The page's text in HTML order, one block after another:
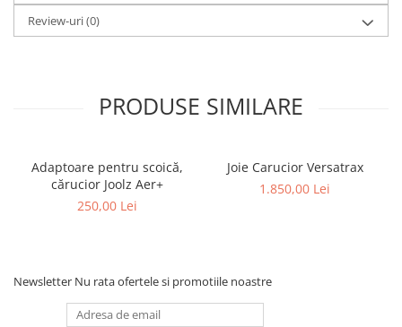
Review-uri(0)
PRODUSE SIMILARE
Adaptoare pentru scoică,
cărucior Joolz Aer+
250,00 Lei
Joie Carucior Versatrax
1.850,00 Lei
Newsletter Nu rata ofertele si promotiile noastre